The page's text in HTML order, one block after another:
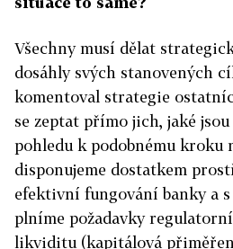
Všechny musí dělat
dosáhly svých stanovených
komentoval strategie
se zeptat přímo jich, jaké
pohledu k podobnému kroku
disponujeme dostatkem
efektivní fungování banky a
plníme požadavky
likviditu (kapitálová